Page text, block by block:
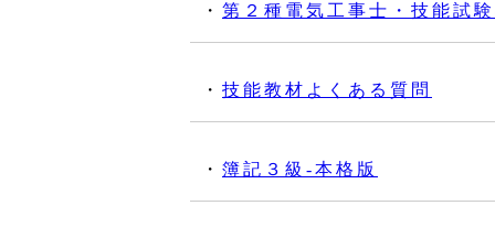
・ 第２種電気工事士・技能試
・ 技能教材よくある質問
・ 簿記３級‐本格版